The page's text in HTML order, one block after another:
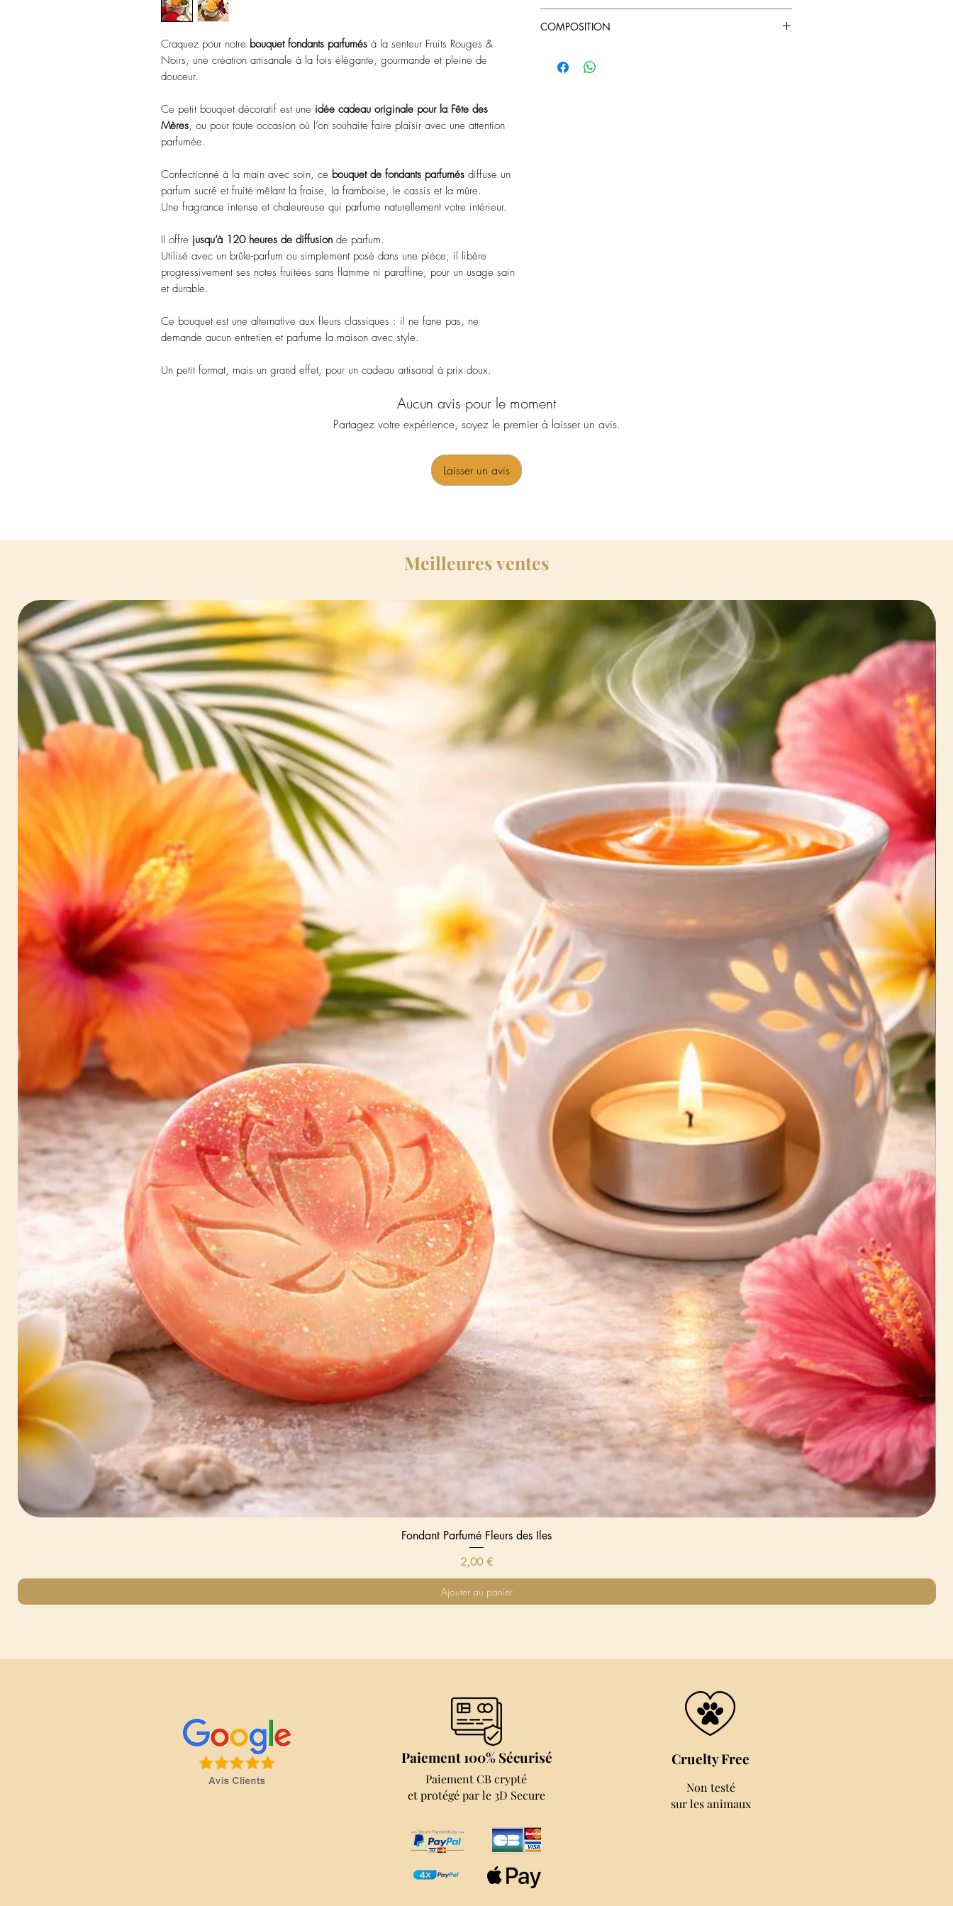
Craquez pour notre bouquet fondants parfumés à la senteur Fruits Rouges &
Noirs, une création artisanale à la fois élégante, gourmande et pleine de
douceur.
Ce petit bouquet décoratif est une idée cadeau originale pour la Fête des
Mères, ou pour toute occasion où l’on souhaite faire plaisir avec une attention
parfumée.
Confectionné à la main avec soin, ce bouquet de fondants parfumés diffuse un
parfum sucré et fruité mêlant la fraise, la framboise, le cassis et la mûre.
Une fragrance intense et chaleureuse qui parfume naturellement votre intérieur.
Il offre jusqu’à 120 heures de diffusion de parfum.
Utilisé avec un brûle-parfum ou simplement posé dans une pièce, il libère
progressivement ses notes fruitées sans flamme ni paraffine, pour un usage sain
et durable.
Ce bouquet est une alternative aux fleurs classiques : il ne fane pas, ne
demande aucun entretien et parfume la maison avec style.
Un petit format, mais un grand effet, pour un cadeau artisanal à prix doux.
- Placez le Fondant Parfumé dans la coupelle supérieur de
votre diffuseur
- Conserver à l'abris de la lumière et de l'humidité
- Produit non alimentaire
- Ne jamais laisser sans surveillance
COMPOSITION
Fragrance
Aucun avis pour le moment
Partagez votre expérience, soyez le premier à laisser un avis.
Laisser un avis
Meilleures ventes
Aperçu rapide
Fondant Parfumé Fleurs des Iles
Prix
2,00 €
Ajouter au panier
Paiement 100% Sécurisé
Paiement CB crypté
et protégé par le 3D Secure
Cruelty Free
Non testé
sur les animaux